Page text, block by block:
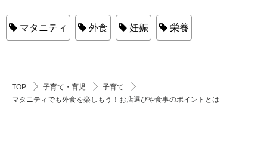
マタニティ 外食 妊娠 栄養
TOP 子育て・育児
子育て
マタニティでも外食を楽しもう！お店選びや食事のポイントとは